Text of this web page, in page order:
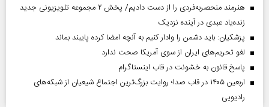
هنرمند منحصر‌به‌فردی را از دست دادیم/ پخش ۲ مجموعه تلویزیونی جدید
زنده‌یاد عبدی در آینده نزدیک
پزشکیان: باید دشمن را وادار کنیم به آنچه امضا کرده پایبند بماند
لغو تحریم‌های ایران از سوی آمریکا صحت ندارد
پاسخ قانون به خشونت در قاب اینستاگرام
اربعین ۱۴۰۵ در قاب صدا؛ روایت بزرگ‌ترین اجتماع شیعیان از شبکه‌های
رادیویی